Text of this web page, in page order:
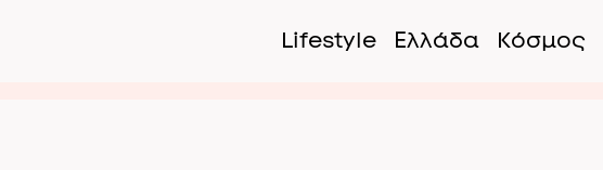
Lifestyle
Ελλάδα Κόσμος